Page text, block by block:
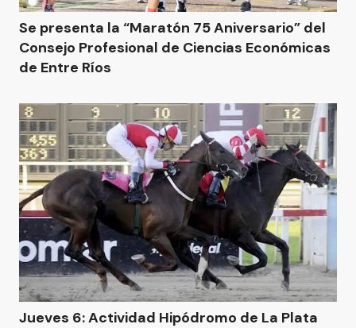
Se presenta la “Maratón 75 Aniversario” del
Consejo Profesional de Ciencias Económicas
de Entre Ríos
Jueves 6: Actividad Hipódromo de La Plata